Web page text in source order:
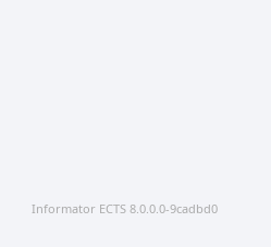
Informator ECTS 8.0.0.0-9cadbd0